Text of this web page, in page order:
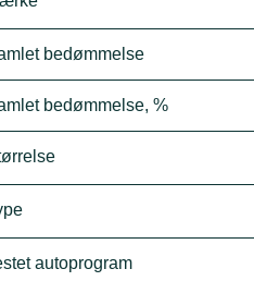
bedømmelse
bedømmelse, %
autoprogram